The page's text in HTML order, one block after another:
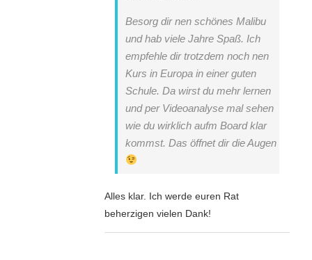
Besorg dir nen schönes Malibu
und hab viele Jahre Spaß. Ich
empfehle dir trotzdem noch nen
Kurs in Europa in einer guten
Schule. Da wirst du mehr lernen
und per Videoanalyse mal sehen
wie du wirklich aufm Board klar
kommst. Das öffnet dir die Augen
Alles klar. Ich werde euren Rat
beherzigen vielen Dank!